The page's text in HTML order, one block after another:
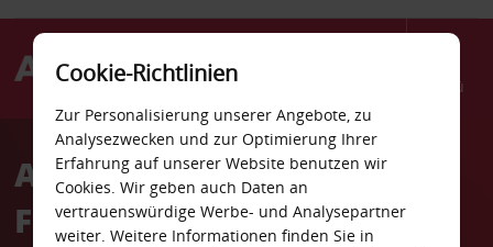
Menü
AvisAutovermietung Broome
Flughafen
Cookie-Richtlinien
Zur Personalisierung unserer Angebote, zu
Analysezwecken und zur Optimierung Ihrer
Erfahrung auf unserer Website benutzen wir
Cookies. Wir geben auch Daten an
vertrauenswürdige Werbe- und Analysepartner
weiter. Weitere Informationen finden Sie in